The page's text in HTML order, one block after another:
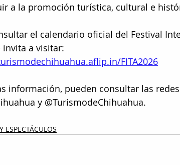
a la promoción turística, cultural e
el calendario oficial del Festival
invita a visitar:
FITA2026
información, pueden consultar las
y @TurismodeChihuahua.
ESPECTÁCULOS